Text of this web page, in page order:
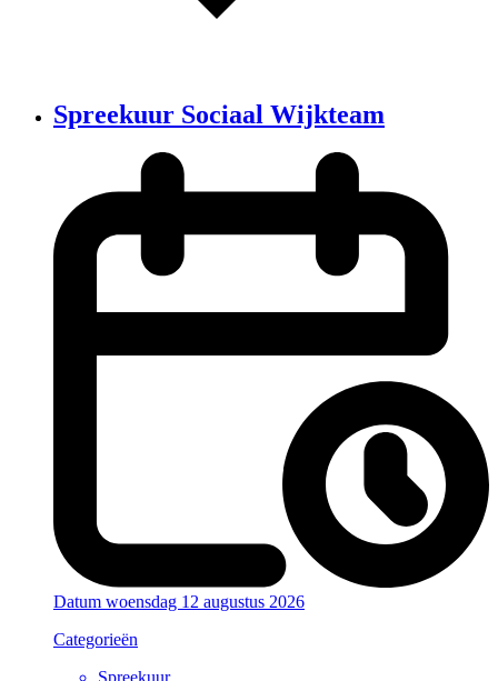
Spreekuur Sociaal Wijkteam
Datum woensdag 12 augustus 2026
Categorieën